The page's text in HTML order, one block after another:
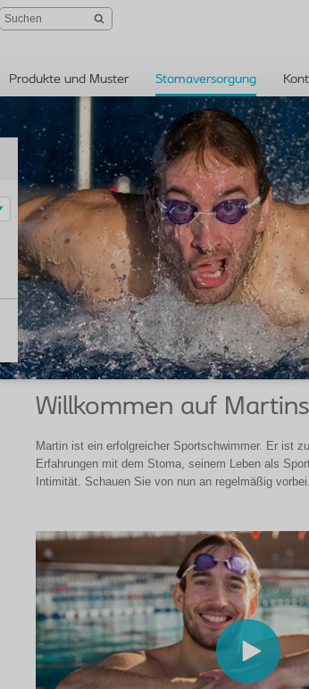
Produkte und Muster Stomaversorgung
Willkommen auf
Martin ist ein erfolgreicher Sportschwimmer. Er ist
Erfahrungen mit dem Stoma, seinem Leben als
Intimität. Schauen Sie von nun an regelmäßig